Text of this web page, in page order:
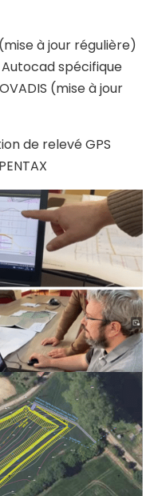
à jour régulière)
spécifique
(mise à jour
de relevé GPS